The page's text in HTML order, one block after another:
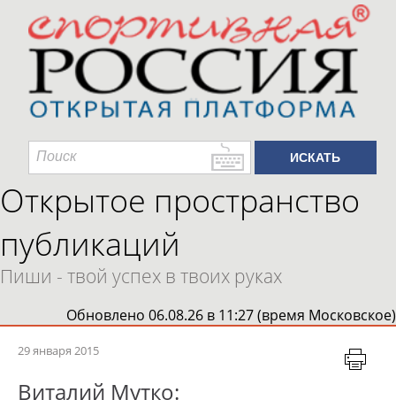
Открытое пространство
публикаций
Пиши - твой успех в твоих руках
Обновлено 06.08.26 в 11:27 (время Московское)
29 января 2015
Виталий Мутко: